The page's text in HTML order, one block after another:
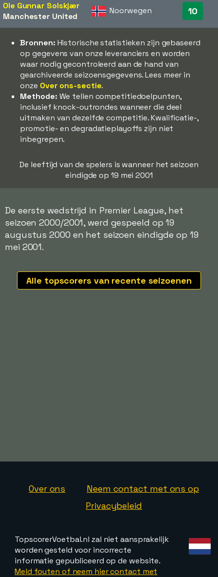
Ole Gunnar Solskjær
Manchester United
Noorwegen 10
Bronnen: Historische statistieken zijn gebaseerd
op gegevens van onze leveranciers en worden
waar nodig gecontroleerd aan de hand van
gearchiveerde seizoensgegevens. Lees meer in
onze Over ons-sectie.
Methode: We tellen competitiedoelpunten,
inclusief knock-outrondes wanneer die deel
uitmaken van dezelfde competitie. Kwalificatie-,
promotie- en degradatieplayoffs zijn niet
inbegrepen.
De leeftijd van de spelers is wanneer het seizoen
eindigde op 19 mei 2001
De eerste wedstrijd in Premier League, het
seizoen 2000/2001, werd gespeeld op 19
augustus 2000 en het seizoen eindigde op 19
mei 2001.
Alle topscorers van recente seizoenen
Over ons
Neem contact met ons op
Privacybeleid
TopscorerVoetbal.nl zal niet aansprakelijk
worden gesteld voor incorrecte
informatie gepubliceerd op de website.
Meld fouten of neem hier contact met